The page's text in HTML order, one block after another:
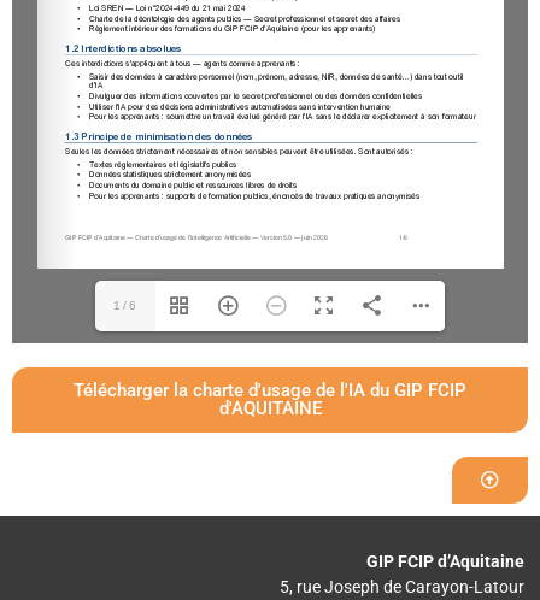
1/6
Télécharger la charte d'usage de l'IA du GIP FCIP
d'AQUITAINE
GIP FCIP d’Aquitaine
5, rue Joseph de Carayon-Latour